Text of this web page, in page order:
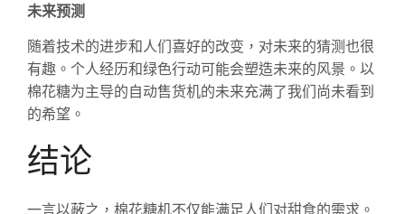
未来预测
随着技术的进步和人们喜好的改变，对未来的猜测也很
有趣。个人经历和绿色行动可能会塑造未来的风景。以
棉花糖为主导的自动售货机的未来充满了我们尚未看到
的希望。
结论
一言以蔽之，棉花糖机不仅能满足人们对甜食的需求。